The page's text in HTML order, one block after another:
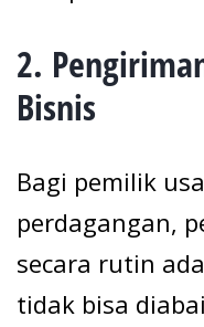
2.
Bisnis
Bagi pemilik
perdagangan,
secara rutin
tidak bisa